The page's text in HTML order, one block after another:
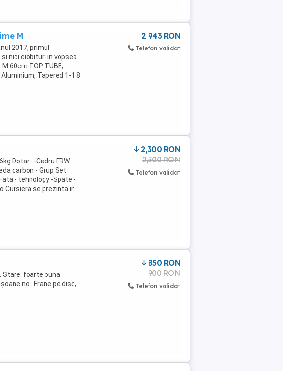
M
2017, primul
nici ciobituri in vopsea
60cm TOP TUBE,
Aluminium, Tapered 1-1 8
2 943 RON
Telefon validat
Dotari: -Cadru FRW
carbon - Grup Set
- tehnology -Spate -
Cursiera se prezinta in
2,300 RON
2,500 RON
Telefon validat
Stare: foarte buna
noi. Frane pe disc,
850 RON
900 RON
Telefon validat